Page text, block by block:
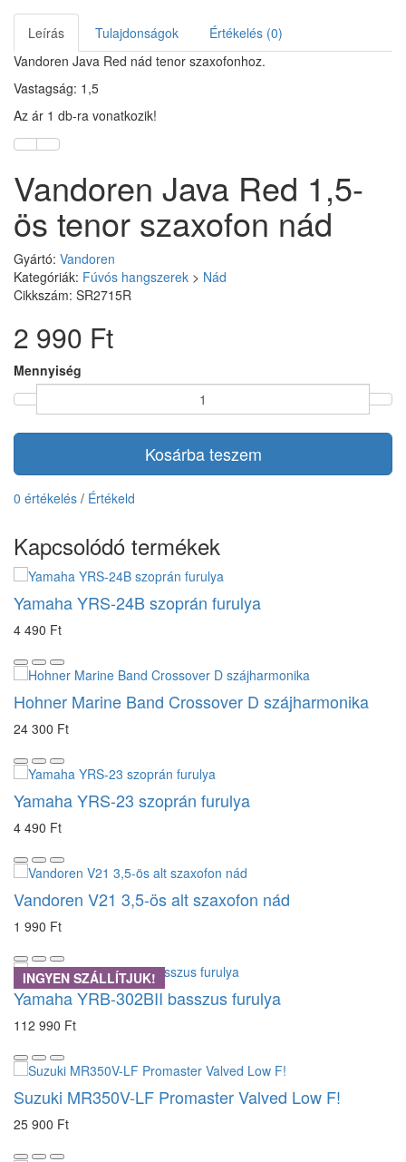
Leírás Tulajdonságok
Értékelés (0)
Vandoren Java Red nád tenor szaxofonhoz.
Vastagság: 1,5
Az ár 1 db-ra vonatkozik!
Vandoren Java Red 1,5-
ös tenor szaxofon nád
Gyártó: Vandoren
Kategóriák: Fúvós hangszerek > Nád
Cikkszám: SR2715R
2 990 Ft
Mennyiség
Kosárba teszem
0 értékelés / Értékeld
Kapcsolódó termékek
Yamaha YRS-24B szoprán furulya
4 490 Ft
Hohner Marine Band Crossover D szájharmonika
24 300 Ft
Yamaha YRS-23 szoprán furulya
4 490 Ft
Vandoren V21 3,5-ös alt szaxofon nád
1 990 Ft
INGYEN SZÁLLÍTJUK!
Yamaha YRB-302BII basszus furulya
112 990 Ft
Suzuki MR350V-LF Promaster Valved Low F!
25 900 Ft